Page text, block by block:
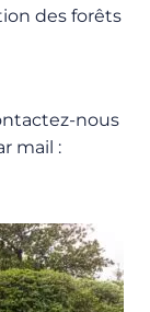
des forêts
nous
mail :